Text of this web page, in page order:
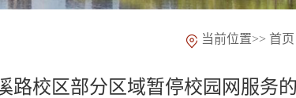
当前位置>> 首页
路校区部分区域暂停校园网服务